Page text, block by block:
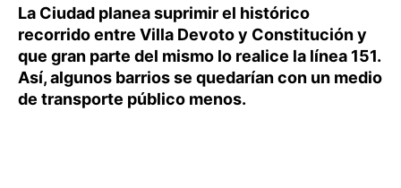
La Ciudad planea suprimir el histórico
recorrido entre Villa Devoto y Constitución y
que gran parte del mismo lo realice la línea 151.
Así, algunos barrios se quedarían con un medio
de transporte público menos.